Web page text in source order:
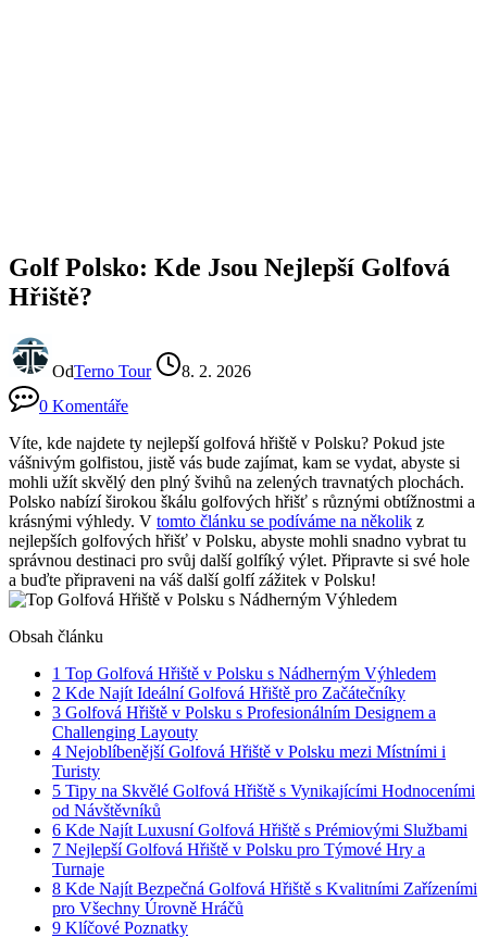
Golf Polsko: Kde Jsou Nejlepší Golfová
Hřiště?
OdTerno Tour
8. 2. 2026
0 Komentáře
Víte, kde najdete ty nejlepší golfová hřiště v Polsku? Pokud jste
vášnivým golfistou, jistě vás bude zajímat, kam se vydat, abyste si
mohli užít skvělý den plný švihů na zelených travnatých plochách.
Polsko nabízí širokou škálu golfových hřišť s různými obtížnostmi a
krásnými výhledy. V tomto článku se podíváme na několik z
nejlepších golfových hřišť v Polsku, abyste mohli snadno vybrat tu
správnou destinaci pro svůj další golfíký výlet. Připravte si své hole
a buďte připraveni na váš další golfí zážitek v Polsku!
Obsah článku
1 Top Golfová Hřiště v Polsku s Nádherným Výhledem
2 Kde Najít Ideální Golfová Hřiště pro Začátečníky
3 Golfová Hřiště v Polsku s Profesionálním Designem a
Challenging Layouty
4 Nejoblíbenější Golfová Hřiště v Polsku mezi Místními i
Turisty
5 Tipy na Skvělé Golfová Hřiště s Vynikajícími Hodnoceními
od Návštěvníků
6 Kde Najít Luxusní Golfová Hřiště s Prémiovými Službami
7 Nejlepší Golfová Hřiště v Polsku pro Týmové Hry a
Turnaje
8 Kde Najít Bezpečná Golfová Hřiště s Kvalitními Zařízeními
pro Všechny Úrovně Hráčů
9 Klíčové Poznatky